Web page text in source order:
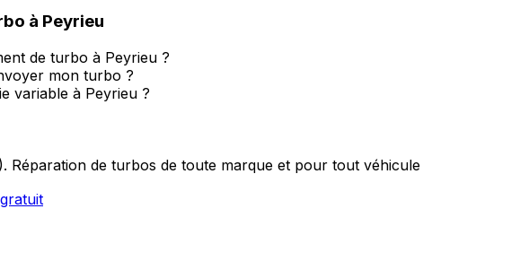
à Peyrieu
de turbo à Peyrieu ?
mon turbo ?
variable à Peyrieu ?
). Réparation de turbos de toute marque et pour tout véhicule